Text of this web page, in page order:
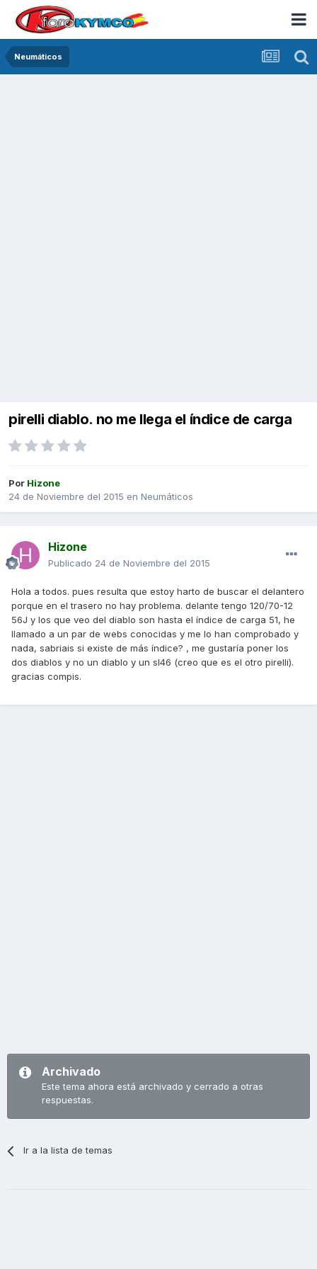
Neumáticos
pirelli diablo. no me llega el índice de carga
Por Hizone
24 de Noviembre del 2015 en Neumáticos
Hizone
Publicado 24 de Noviembre del 2015
Hola a todos. pues resulta que estoy harto de buscar el delantero
porque en el trasero no hay problema. delante tengo 120/70-12
56J y los que veo del diablo son hasta el índice de carga 51, he
llamado a un par de webs conocidas y me lo han comprobado y
nada, sabriais si existe de más índice? , me gustaría poner los
dos diablos y no un diablo y un sl46 (creo que es el otro pirelli).
gracias compis.
Archivado
Este tema ahora está archivado y cerrado a otras
respuestas.
Ir a la lista de temas